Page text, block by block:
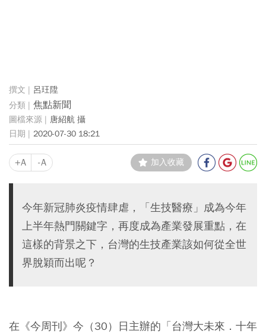
呂玨陞
焦點新聞
唐紹航 攝
2020-07-30 18:21
+A -A 加入收藏
今年新冠肺炎疫情肆虐，「生技醫療」成為今年
上半年熱門關鍵字，再度成為產業發展重點，在
這樣的背景之下，台灣的生技產業該如何從全世
界脫穎而出呢？
在《今周刊》今（30）日主辦的「台灣大未來．十年